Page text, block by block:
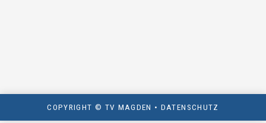
COPYRIGHT © TV MAGDEN • DATENSCHUTZ